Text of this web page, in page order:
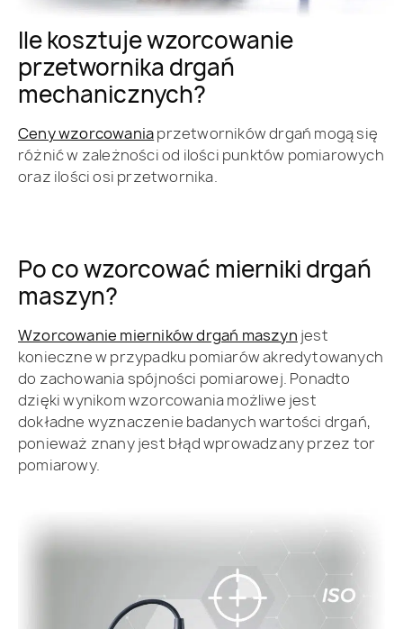
Ile kosztuje wzorcowanie
przetwornika drgań
mechanicznych?
Ceny wzorcowaniaprzetworników drgań mogą się
różnić w zależności od ilości punktów pomiarowych
oraz ilości osi przetwornika.
Po co wzorcować mierniki drgań
maszyn?
Wzorcowanie mierników drgań maszyn jest
konieczne w przypadku pomiarów akredytowanych
do zachowania spójności pomiarowej. Ponadto
dzięki wynikom wzorcowania możliwe jest
dokładne wyznaczenie badanych wartości drgań,
ponieważ znany jest błąd wprowadzany przez tor
pomiarowy.